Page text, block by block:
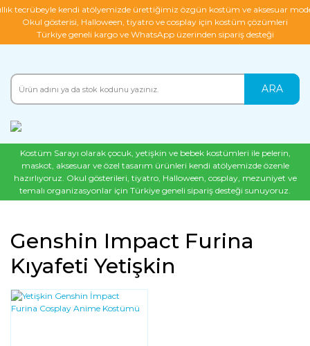
tecrübeyle kendi atölyemizde ürettiğimiz özgün kostüm ve aksesuar
Okul gösterisi, Halloween, tiyatro ve cosplay için kostüm çözümleri
Türkiye geneli kargo ve WhatsApp üzerinden sipariş desteği
ARA
Kostüm Sarayı olarak çocuk, yetişkin ve bebek kostümleri ile pelerin,
maskot, aksesuar ve özel tasarım ürünleri kendi atölyemizde özenle
hazırlıyoruz. Okul gösterileri, tiyatro, Halloween, cosplay, mezuniyet ve
temalı organizasyonlar için Türkiye geneli sipariş desteği sunuyoruz.
Genshin Impact Furina
Kıyafeti Yetişkin